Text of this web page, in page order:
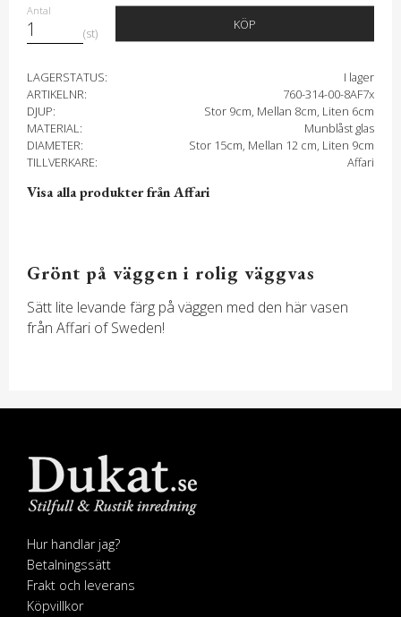
Antal
st
KÖP
LAGERSTATUS
I lager
ARTIKELNR
760-314-00-8AF7x
DJUP
Stor 9cm, Mellan 8cm, Liten 6cm
MATERIAL
Munblåst glas
DIAMETER
Stor 15cm, Mellan 12 cm, Liten 9cm
TILLVERKARE
Affari
Visa alla produkter från Affari
Grönt på väggen i rolig väggvas
Sätt lite levande färg på väggen med den här vasen
från Affari of Sweden!
Hur handlar jag?
Betalningssätt
Frakt och leverans
Köpvillkor